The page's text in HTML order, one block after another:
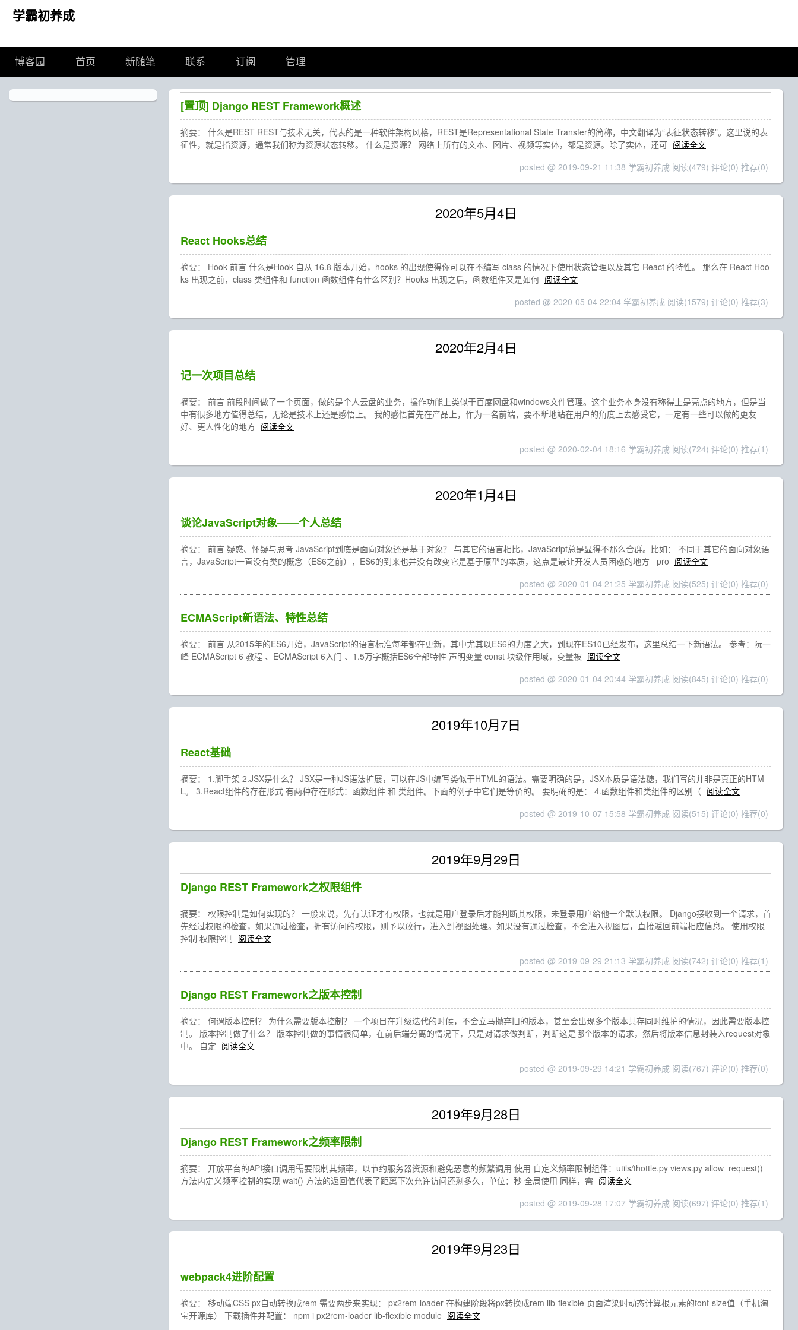
学霸初养成
博客园 首页 新随笔 联系 订阅 管理
[置顶] Django REST Framework概述
摘要： 什么是REST REST与技术无关，代表的是一种软件架构风格，REST是Representational State Transfer的简称，中文翻译为“表征状态转移”。这里说的表
征性，就是指资源，通常我们称为资源状态转移。 什么是资源？ 网络上所有的文本、图片、视频等实体，都是资源。除了实体，还可 阅读全文
posted @ 2019-09-21 11:38 学霸初养成 阅读(479) 评论(0) 推荐(0)
2020年5月4日
React Hooks总结
摘要： Hook 前言 什么是Hook 自从 16.8 版本开始，hooks 的出现使得你可以在不编写 class 的情况下使用状态管理以及其它 React 的特性。 那么在 React Hoo
ks 出现之前，class 类组件和 function 函数组件有什么区别？Hooks 出现之后，函数组件又是如何 阅读全文
posted @ 2020-05-04 22:04 学霸初养成 阅读(1579) 评论(0) 推荐(3)
2020年2月4日
记一次项目总结
摘要： 前言 前段时间做了一个页面，做的是个人云盘的业务，操作功能上类似于百度网盘和windows文件管理。这个业务本身没有称得上是亮点的地方，但是当
中有很多地方值得总结，无论是技术上还是感悟上。 我的感悟首先在产品上，作为一名前端，要不断地站在用户的角度上去感受它，一定有一些可以做的更友
好、更人性化的地方 阅读全文
posted @ 2020-02-04 18:16 学霸初养成 阅读(724) 评论(0) 推荐(1)
2020年1月4日
谈论JavaScript对象——个人总结
摘要： 前言 疑惑、怀疑与思考 JavaScript到底是面向对象还是基于对象？ 与其它的语言相比，JavaScript总是显得不那么合群。比如： 不同于其它的面向对象语
言，JavaScript一直没有类的概念（ES6之前），ES6的到来也并没有改变它是基于原型的本质，这点是最让开发人员困惑的地方 _pro 阅读全文
posted @ 2020-01-04 21:25 学霸初养成 阅读(525) 评论(0) 推荐(0)
ECMAScript新语法、特性总结
摘要： 前言 从2015年的ES6开始，JavaScript的语言标准每年都在更新，其中尤其以ES6的力度之大，到现在ES10已经发布，这里总结一下新语法。 参考：阮一
峰 ECMAScript 6 教程 、ECMAScript 6入门 、1.5万字概括ES6全部特性 声明变量 const 块级作用域，变量被 阅读全文
posted @ 2020-01-04 20:44 学霸初养成 阅读(845) 评论(0) 推荐(0)
2019年10月7日
React基础
摘要： 1.脚手架 2.JSX是什么？ JSX是一种JS语法扩展，可以在JS中编写类似于HTML的语法。需要明确的是，JSX本质是语法糖，我们写的并非是真正的HTM
L。 3.React组件的存在形式 有两种存在形式：函数组件 和 类组件。下面的例子中它们是等价的。 要明确的是： 4.函数组件和类组件的区别（ 阅读全文
posted @ 2019-10-07 15:58 学霸初养成 阅读(515) 评论(0) 推荐(0)
2019年9月29日
Django REST Framework之权限组件
摘要： 权限控制是如何实现的？ 一般来说，先有认证才有权限，也就是用户登录后才能判断其权限，未登录用户给他一个默认权限。 Django接收到一个请求，首
先经过权限的检查，如果通过检查，拥有访问的权限，则予以放行，进入到视图处理。如果没有通过检查，不会进入视图层，直接返回前端相应信息。 使用权限
控制 权限控制 阅读全文
posted @ 2019-09-29 21:13 学霸初养成 阅读(742) 评论(0) 推荐(1)
Django REST Framework之版本控制
摘要： 何谓版本控制？ 为什么需要版本控制？ 一个项目在升级迭代的时候，不会立马抛弃旧的版本，甚至会出现多个版本共存同时维护的情况，因此需要版本控
制。 版本控制做了什么？ 版本控制做的事情很简单，在前后端分离的情况下，只是对请求做判断，判断这是哪个版本的请求，然后将版本信息封装入request对象
中。 自定 阅读全文
posted @ 2019-09-29 14:21 学霸初养成 阅读(767) 评论(0) 推荐(0)
2019年9月28日
Django REST Framework之频率限制
摘要： 开放平台的API接口调用需要限制其频率，以节约服务器资源和避免恶意的频繁调用 使用 自定义频率限制组件：utils/thottle.py views.py allow_request()
方法内定义频率控制的实现 wait() 方法的返回值代表了距离下次允许访问还剩多久，单位：秒 全局使用 同样，需 阅读全文
posted @ 2019-09-28 17:07 学霸初养成 阅读(697) 评论(0) 推荐(1)
2019年9月23日
webpack4进阶配置
摘要： 移动端CSS px自动转换成rem 需要两步来实现： px2rem-loader 在构建阶段将px转换成rem lib-flexible 页面渲染时动态计算根元素的font-size值（手机淘
宝开源库） 下载插件并配置： npm i px2rem-loader lib-flexible module 阅读全文